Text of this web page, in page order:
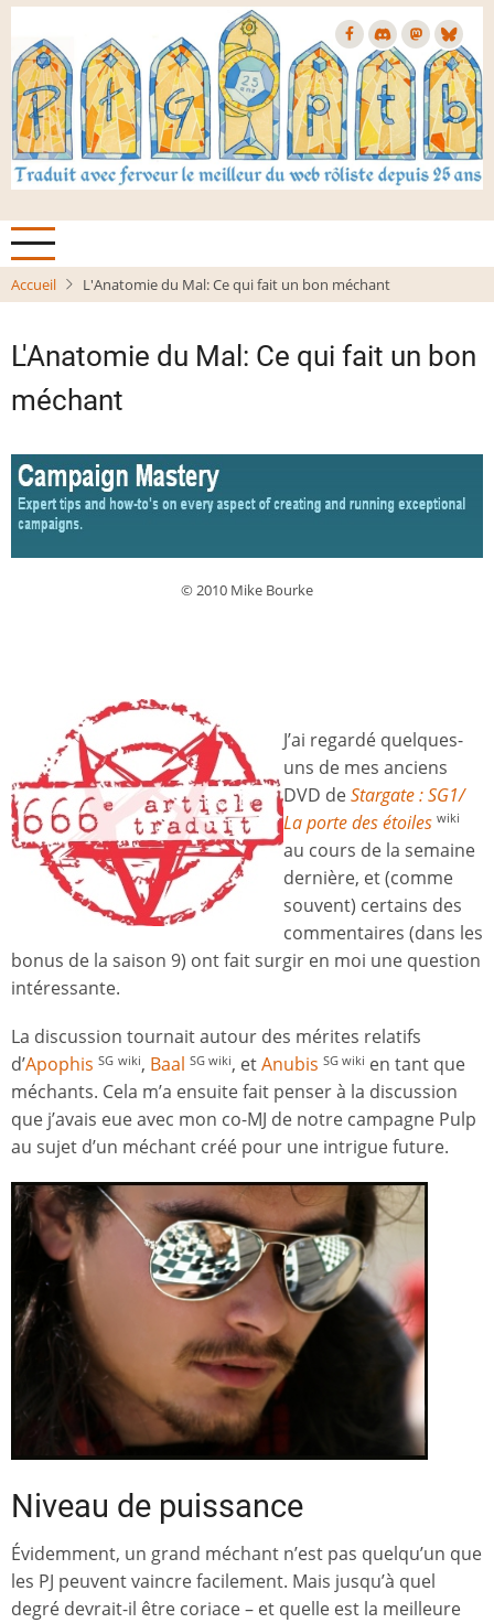
Aller
contenu
principal
Accueil L'Anatomie du Mal: Ce qui fait un bon méchant
L'Anatomie du Mal: Ce qui fait un bon
méchant
© 2010 Mike Bourke
J’ai regardé quelques-
uns de mes anciens
DVD deStargate : SG1/
La porte des étoiles wiki
au cours de la semaine
dernière, et (comme
souvent) certains des
commentaires (dans les
bonus de la saison 9) ont fait surgir en moi une question
intéressante.
La discussion tournait autour des mérites relatifs
d’Apophis SG wiki, Baal SG wiki, etAnubis SG wiki en tant que
méchants. Cela m’a ensuite fait penser à la discussion
que j’avais eue avec mon co-MJ de notre campagne Pulp
au sujet d’un méchant créé pour une intrigue future.
Niveau de puissance
Évidemment, un grand méchant n’est pas quelqu’un que
les PJ peuvent vaincre facilement. Mais jusqu’à quel
degré devrait-il être coriace – et quelle est la meilleure